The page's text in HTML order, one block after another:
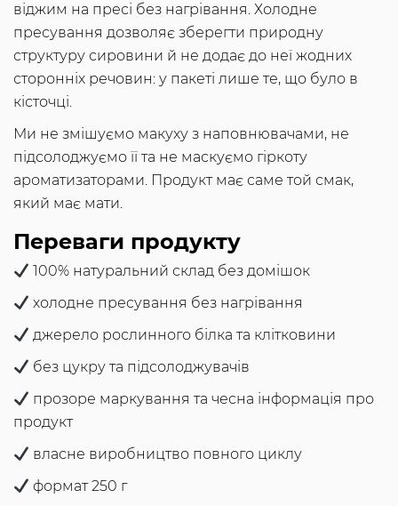
віджим на пресі без нагрівання. Холодне
пресування дозволяє зберегти природну
структуру сировини й не додає до неї жодних
сторонніх речовин: у пакеті лише те, що було в
кісточці.
Ми не змішуємо макуху з наповнювачами, не
підсолоджуємо її та не маскуємо гіркоту
ароматизаторами. Продукт має саме той смак,
який має мати.
Переваги продукту
100% натуральний склад без домішок
холодне пресування без нагрівання
джерело рослинного білка та клітковини
без цукру та підсолоджувачів
прозоре маркування та чесна інформація про
продукт
власне виробництво повного циклу
формат 250 г